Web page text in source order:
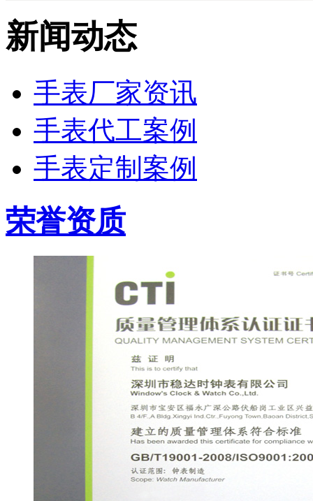
新闻动态
手表厂家资讯
手表代工案例
手表定制案例
荣誉资质